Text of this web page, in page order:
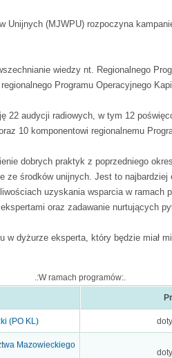
Unijnych (MJWPU) rozpoczyna
wiedzy nt. Regionalnego
Programu Operacyjnego
22 audycji radiowych, w tym 12
10 komponentowi regionalnemu
dobrych praktyk z poprzedniego
ze środków unijnych. Jest to najbardziej
uzyskania wsparcia w ramach
oraz zadawanie nurtujących
w dyżurze eksperta, który będzie miał
.:W ramach programów:.
(PO KL)
Mazowieckiego